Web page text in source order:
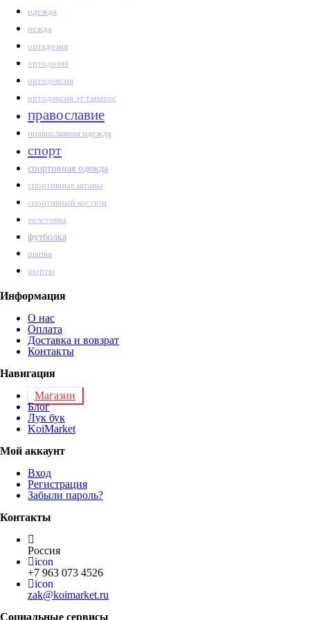
одежда
оежда
ортадозия
ортодозия
ортодоксия
ортодоксия эт танатос
православие
православная одежда
спорт
спортивная одежда
спортивные штаны
спортивный костюм
толстовка
футболка
шапка
шорты
Информация
О нас
Оплата
Доставка и вовзрат
Контакты
Навигация
Магазин
Блог
Лук бук
KoiMarket
Мой аккаунт
Вход
Регистрация
Забыли пароль?
Контакты
Россия
icon
+7 963 073 4526
icon
zak@koimarket.ru
Социальные сервисы